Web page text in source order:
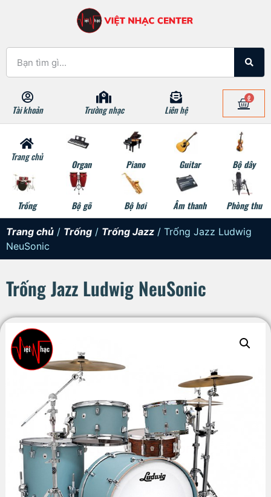
Tài khoản Trường nhạc Liên hệ
0
Trang chủ
Organ Piano Guitar Bộ dây
Trống Bộ gõ Bộ hơi Âm thanh Phòng thu
Trang chủ / Trống / Trống Jazz / Trống Jazz Ludwig
NeuSonic
Trống Jazz Ludwig NeuSonic